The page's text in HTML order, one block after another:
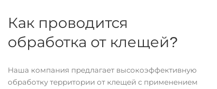
Как проводится
обработка от клещей?
Наша компания предлагает высокоэффективную
обработку территории от клещей с применением